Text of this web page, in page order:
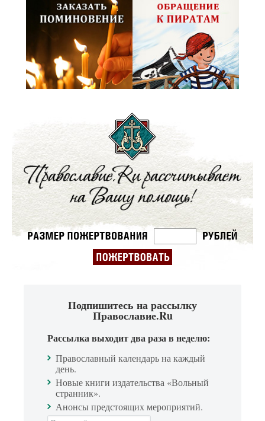
Подпишитесь на рассылку
Православие.Ru
Рассылка выходит два раза в неделю:
Православный календарь на каждый
день.
Новые книги издательства «Вольный
странник».
Анонсы предстоящих мероприятий.